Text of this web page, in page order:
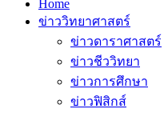
Home
ข่าววิทยาศาสตร์
ข่าวดาราศาสตร์
ข่าวชีววิทยา
ข่าวการศึกษา
ข่าวฟิสิกส์